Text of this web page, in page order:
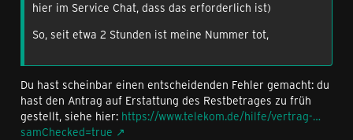
hier im Service Chat, dass das erforderlich ist)
So, seit etwa 2 Stunden ist meine Nummer tot,
Du hast scheinbar einen entscheidenden Fehler gemacht: du
hast den Antrag auf Erstattung des Restbetrages zu früh
gestellt, siehe hier: https://www.telekom.de/hilfe/vertrag-…
samChecked=true